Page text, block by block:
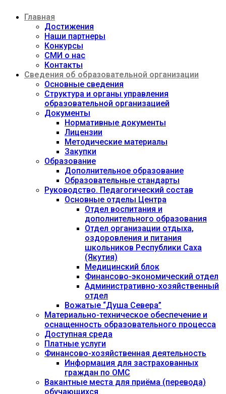
содержимому
Главная
Достижения
Наши партнеры
Конкурсы
СМИ о нас
Контакты
Сведения об образовательной организации
Основные сведения
Структура и органы управления
образовательной организацией
Документы
Нормативные документы
Лицензии
Методические материалы
Закупки
Образование
Дополнительное образование
Образовательные стандарты
Руководство. Педагогический состав
Основные отделы Центра
Отдел воспитания и
дополнительного образования
Отдел организации отдыха,
оздоровления и питания
школьников Республики Саха
(Якутия)
Медицинский блок
Финансово-экономический отдел
Административно-хозяйственный
отдел
Вожатые “Душа Севера”
Материально-техническое обеспечение и
оснащенность образовательного процесса
Доступная среда
Платные услуги
Финансово-хозяйственная деятельность
Информация для застрахованных
граждан по ОМС
Вакантные места для приёма (перевода)
обучающихся